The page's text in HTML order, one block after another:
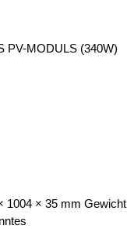
PV-MODULS (340W)
1004 × 35 mm Gewicht